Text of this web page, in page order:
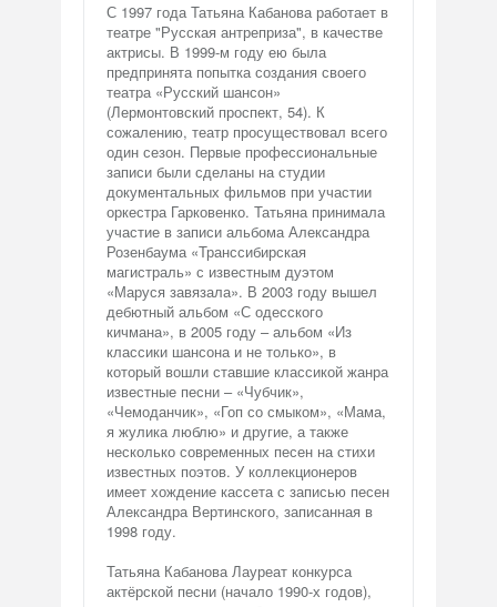
С 1997 года Татьяна Кабанова работает в
театре "Русская антреприза", в качестве
актрисы. В 1999-м году ею была
предпринята попытка создания своего
театра «Русский шансон»
(Лермонтовский проспект, 54). К
сожалению, театр просуществовал всего
один сезон. Первые профессиональные
записи были сделаны на студии
документальных фильмов при участии
оркестра Гарковенко. Татьяна принимала
участие в записи альбома Александра
Розенбаума «Транссибирская
магистраль» с известным дуэтом
«Маруся завязала». В 2003 году вышел
дебютный альбом «С одесского
кичмана», в 2005 году – альбом «Из
классики шансона и не только», в
который вошли ставшие классикой жанра
известные песни – «Чубчик»,
«Чемоданчик», «Гоп со смыком», «Мама,
я жулика люблю» и другие, а также
несколько современных песен на стихи
известных поэтов. У коллекционеров
имеет хождение кассета с записью песен
Александра Вертинского, записанная в
1998 году.
Татьяна Кабанова Лауреат конкурса
актёрской песни (начало 1990-х годов),